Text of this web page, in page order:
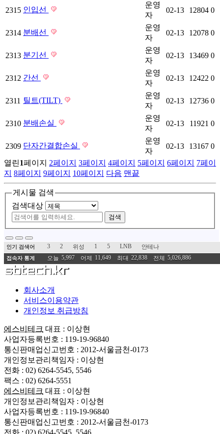
2315 인입선
운영
자
02-13 12804 0
2314 분배선
운영
자
02-13 12078 0
2313 분기선
운영
자
02-13 13469 0
2312 간선
운영
자
02-13 12422 0
2311 틸트(TILT)
운영
자
02-13 12736 0
2310 분배손실
운영
자
02-13 11921 0
2309 단자간결합손실
운영
자
02-13 13167 0
열린1페이지 2페이지 3페이지 4페이지 5페이지 6페이지 7페이
지 8페이지 9페이지 10페이지 다음 맨끝
게시물 검색
검색대상
검색
인기 검색어 3 2 위성 1 5 LNB 안테나
접속자 통계 오늘 5,997 어제 11,649 최대 22,838 전체 5,026,886
회사소개
서비스이용약관
개인정보 취급방침
에스비테크 대표 : 이상현
사업자등록번호 : 119-19-96840
통신판매업신고번호 : 2012-서울금천-0173
개인정보관리책임자 : 이상현
전화 : 02) 6264-5545, 5546
팩스 : 02) 6264-5551
에스비테크 대표 : 이상현
개인정보관리책임자 : 이상현
사업자등록번호 : 119-19-96840
통신판매업신고번호 : 2012-서울금천-0173
전화 : 02) 6264-5545, 5546